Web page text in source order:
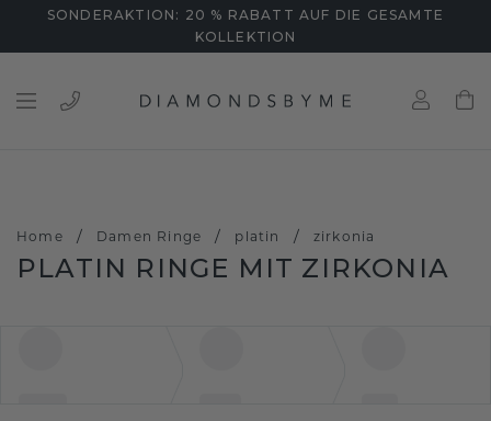
SONDERAKTION: 20 % RABATT AUF DIE GESAMTE
KOLLEKTION
Home / Damen Ringe / platin / zirkonia
PLATIN RINGE MIT ZIRKONIA